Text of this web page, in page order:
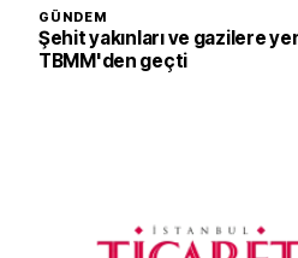
GÜNDEM
Şehit yakınları ve gazilere
TBMM'den geçti